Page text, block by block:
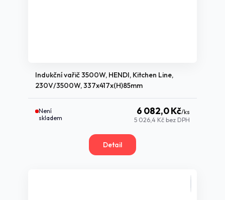
Indukční vařič 3500W, HENDI, Kitchen Line,
230V/3500W, 337x417x(H)85mm
6 082,0 Kč/ks
5 026,4 Kč bez DPH
Není
skladem
Detail